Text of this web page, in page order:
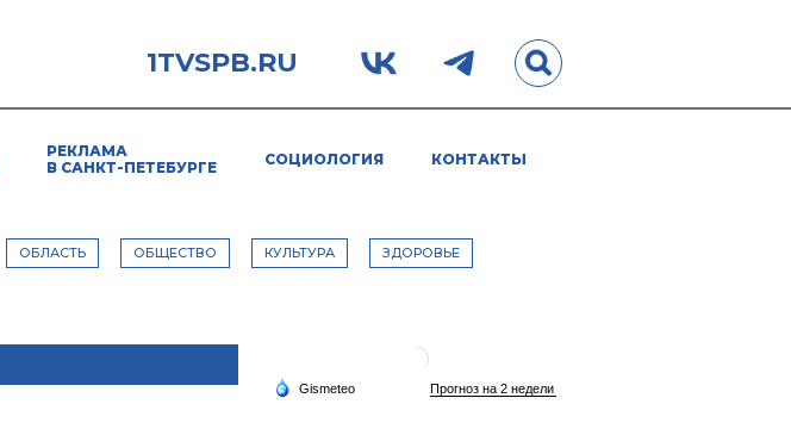
1TVSPB.RU
РЕКЛАМА
В САНКТ-ПЕТЕБУРГЕ
СОЦИОЛОГИЯ КОНТАКТЫ
ОБЛАСТЬ ОБЩЕСТВО КУЛЬТУРА ЗДОРОВЬЕ